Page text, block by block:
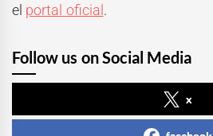
el portal oficial.
Follow us on Social Media
x